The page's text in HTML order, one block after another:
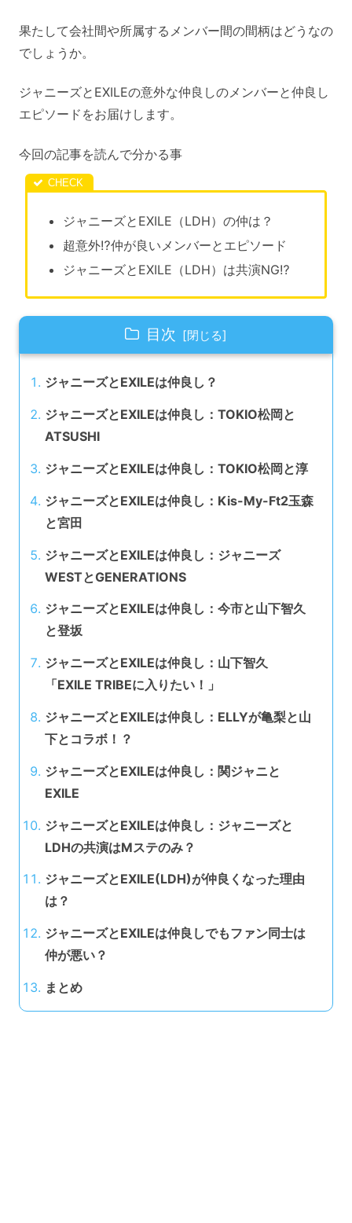
果たして会社間や所属するメンバー間の間柄はどうなの
でしょうか。
ジャニーズとEXILEの意外な仲良しのメンバーと仲良し
エピソードをお届けします。
今回の記事を読んで分かる事
ジャニーズとEXILE（LDH）の仲は？
超意外⁉仲が良いメンバーとエピソード
ジャニーズとEXILE（LDH）は共演NG⁉
目次
ジャニーズとEXILEは仲良し？
ジャニーズとEXILEは仲良し：TOKIO松岡と
ATSUSHI
ジャニーズとEXILEは仲良し：TOKIO松岡と淳
ジャニーズとEXILEは仲良し：Kis-My-Ft2玉森
と宮田
ジャニーズとEXILEは仲良し：ジャニーズ
WESTとGENERATIONS
ジャニーズとEXILEは仲良し：今市と山下智久
と登坂
ジャニーズとEXILEは仲良し：山下智久
「EXILE TRIBEに入りたい！」
ジャニーズとEXILEは仲良し：ELLYが亀梨と山
下とコラボ！？
ジャニーズとEXILEは仲良し：関ジャニと
EXILE
ジャニーズとEXILEは仲良し：ジャニーズと
LDHの共演はMステのみ？
ジャニーズとEXILE(LDH)が仲良くなった理由
は？
ジャニーズとEXILEは仲良しでもファン同士は
仲が悪い？
まとめ